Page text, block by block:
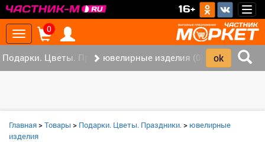
16+
Toggle
navigation
0
Подарки. Цветы. Праздники. (0)ювелирные изделия (0)
Главная>Товары > Подарки. Цветы. Праздники.> ювелирные
изделия